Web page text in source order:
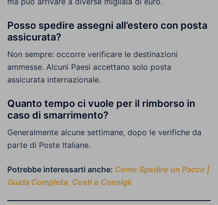
Posso spedire assegni all’estero con posta
assicurata?
Non sempre: occorre verificare le destinazioni
ammesse. Alcuni Paesi accettano solo posta
assicurata internazionale.
Quanto tempo ci vuole per il rimborso in
caso di smarrimento?
Generalmente alcune settimane, dopo le verifiche da
parte di Poste Italiane.
Potrebbe interessarti anche: Come Spedire un Pacco |
Guida Completa, Costi e Consigli